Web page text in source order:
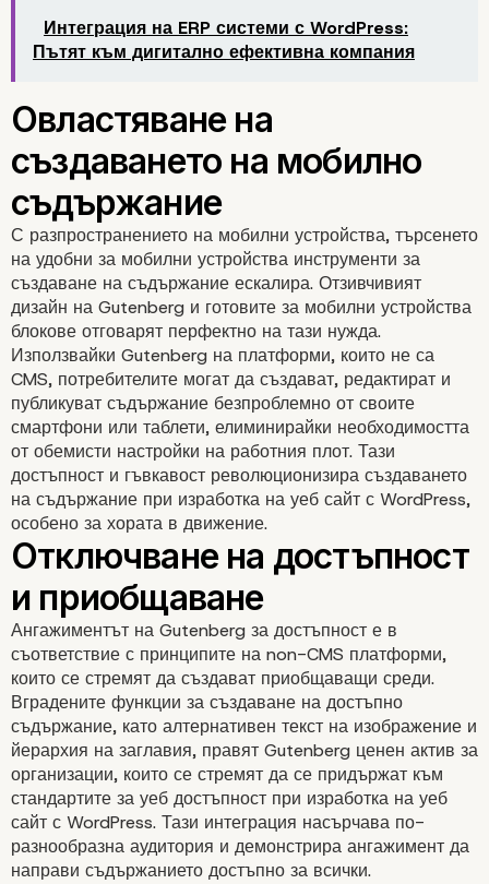
Рационализиране на
платформите за
Сътрудничество без
Интеграция на ERP системи с WordPress:
Пътят към дигитално ефективна компания
С разпространението на мобилни устройства, търсенето
на удобни за мобилни устройства инструменти за
създаване на съдържание ескалира. Отзивчивият
дизайн на Gutenberg и готовите за мобилни устройства
блокове отговарят перфектно на тази нужда.
Използвайки Gutenberg на платформи, които не са
CMS, потребителите могат да създават, редактират и
публикуват съдържание безпроблемно от своите
смартфони или таблети, елиминирайки необходимостта
от обемисти настройки на работния плот. Тази
достъпност и гъвкавост революционизира създаването
на съдържание при изработка на уеб сайт с WordPress,
особено за хората в движение.
Ангажиментът на Gutenberg за достъпност е в
съответствие с принципите на non-CMS платформи,
които се стремят да създават приобщаващи среди.
Вградените функции за създаване на достъпно
съдържание, като алтернативен текст на изображение и
йерархия на заглавия, правят Gutenberg ценен актив за
организации, които се стремят да се придържат към
стандартите за уеб достъпност при изработка на уеб
сайт с WordPress. Тази интеграция насърчава по-
разнообразна аудитория и демонстрира ангажимент да
направи съдържанието достъпно за всички.